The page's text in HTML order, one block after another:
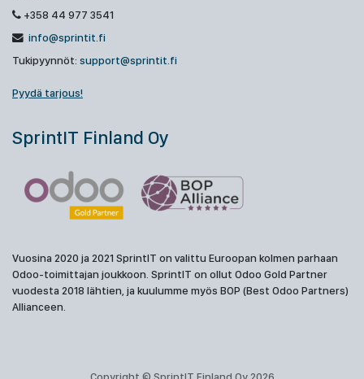
+358 44 977 3541
info@sprintit.fi
Tukipyynnöt: support@sprintit.fi
Pyydä tarjous!
SprintIT Finland Oy
Vuosina 2020 ja 2021 SprintIT on valittu Euroopan kolmen parhaan
Odoo-toimittajan joukkoon. SprintIT on ollut Odoo Gold Partner
vuodesta 2018 lähtien, ja kuulumme myös BOP (Best Odoo Partners)
Allianceen.
Copyright © SprintIT Finland Oy 2026